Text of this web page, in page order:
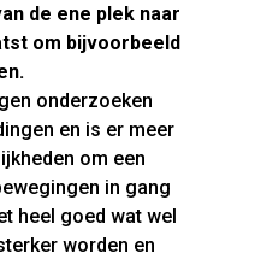
de ene plek naar
om bijvoorbeeld
onderzoeken
en is er meer
om een
in gang
heel goed wat wel
worden en